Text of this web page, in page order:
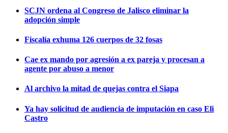
SCJN ordena al Congreso de Jalisco eliminar la
adopción simple
Fiscalía exhuma 126 cuerpos de 32 fosas
Cae ex mando por agresión a ex pareja y procesan a
agente por abuso a menor
Al archivo la mitad de quejas contra el Siapa
Ya hay solicitud de audiencia de imputación en caso Eli
Castro